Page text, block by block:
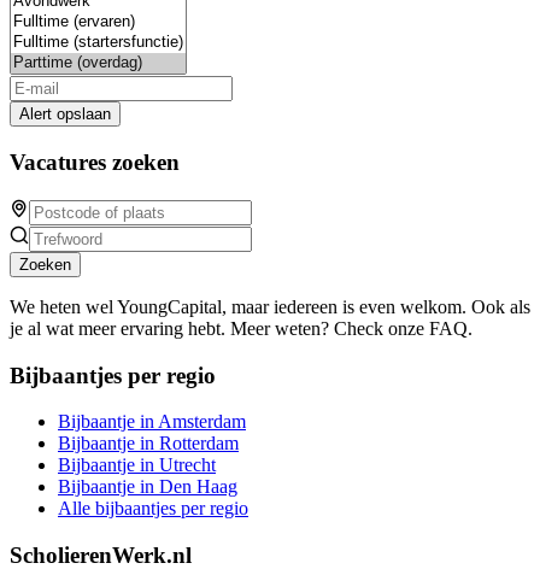
Alert opslaan
Vacatures zoeken
Zoeken
We heten wel YoungCapital, maar iedereen is even welkom. Ook als
je al wat meer ervaring hebt. Meer weten? Check onze FAQ.
Bijbaantjes per regio
Bijbaantje in Amsterdam
Bijbaantje in Rotterdam
Bijbaantje in Utrecht
Bijbaantje in Den Haag
Alle bijbaantjes per regio
ScholierenWerk.nl